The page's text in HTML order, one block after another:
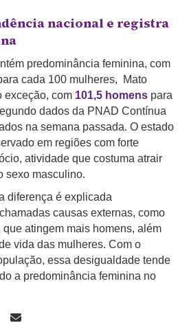
nacional e registra
predominância feminina, com
cada 100 mulheres, Mato
exceção, com 101,5 homens para
dados da PNAD Contínua
na semana passada. O estado
em regiões com forte
atividade que costuma atrair
sexo masculino.
diferença é explicada
causas externas, como
atingem mais homens, além
vida das mulheres. Com o
essa desigualdade tende
a predominância feminina no